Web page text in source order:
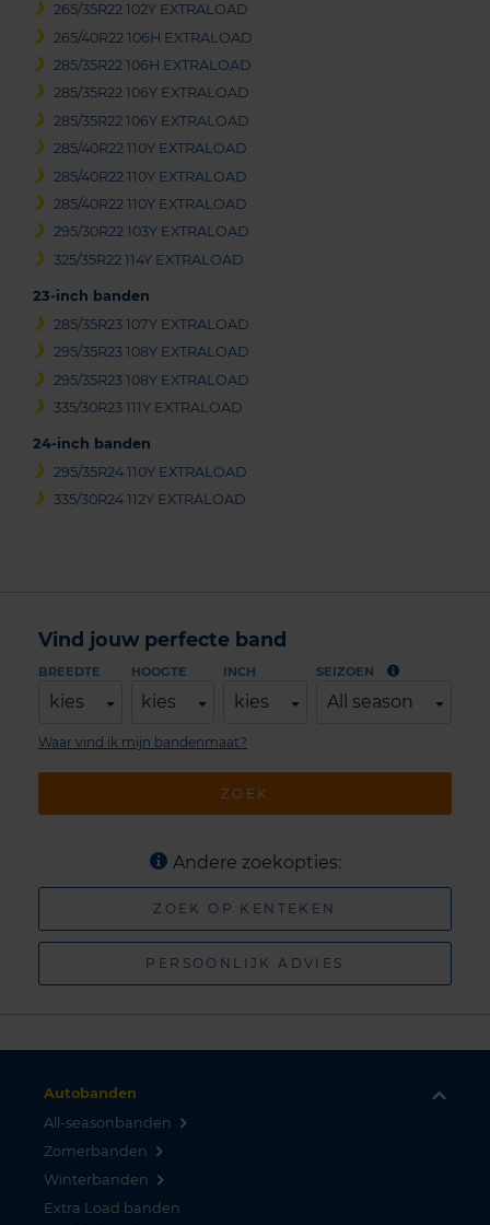
265/35R22 102Y EXTRALOAD
265/40R22 106H EXTRALOAD
285/35R22 106H EXTRALOAD
285/35R22 106Y EXTRALOAD
285/35R22 106Y EXTRALOAD
285/40R22 110Y EXTRALOAD
285/40R22 110Y EXTRALOAD
285/40R22 110Y EXTRALOAD
295/30R22 103Y EXTRALOAD
325/35R22 114Y EXTRALOAD
23-inch banden
285/35R23 107Y EXTRALOAD
295/35R23 108Y EXTRALOAD
295/35R23 108Y EXTRALOAD
335/30R23 111Y EXTRALOAD
24-inch banden
295/35R24 110Y EXTRALOAD
335/30R24 112Y EXTRALOAD
Vind jouw perfecte band
BREEDTE
kies
HOOGTE
kies
INCH
kies
SEIZOEN
All season
ZOEK
Waar vind ik mijn bandenmaat?
Andere zoekopties:
ZOEK OP KENTEKEN
PERSOONLIJK ADVIES
Autobanden
All-seasonbanden
Zomerbanden
Winterbanden
Extra Load banden